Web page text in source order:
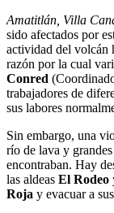
Amatitlán, Villa
sido afectados por
actividad del volcán
razón por la cual
Conred
trabajadores de
sus labores
Sin embargo, una
río de lava y
encontraban. Hay
las aldeas El Rodeo
Roja y evacuar a